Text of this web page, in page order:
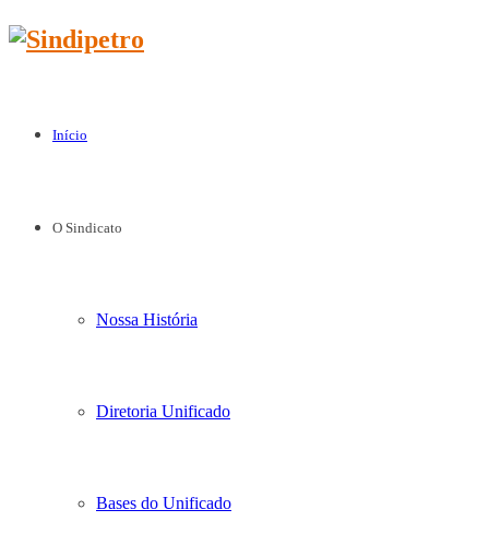
Início
O Sindicato
Nossa História
Diretoria Unificado
Bases do Unificado